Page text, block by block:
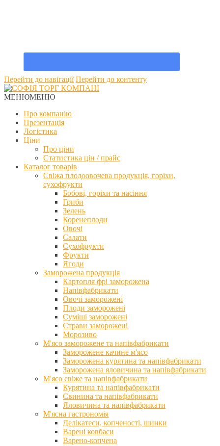
Перейти до навігації Перейти до контенту
МЕНЮМЕНЮ
Про компанію
Презентація
Логістика
Ціни
Про ціни
Статистика цін / прайс
Каталог товарів
Свіжа плодоовочева продукція, горіхи,
сухофрукти
Бобові, горіхи та насіння
Гриби
Зелень
Коренеплоди
Овочі
Салати
Сухофрукти
Фрукти
Ягоди
Заморожена продукція
Картопля фрі заморожена
Напівфабрикати
Овочі заморожені
Плоди заморожені
Суміші заморожені
Страви заморожені
Морозиво
М'ясо заморожене та напівфабрикати
Заморожене качине м'ясо
Заморожена курятина та напівфабрикати
Заморожена яловичина та напівфабрикати
М'ясо свіже та напівфабрикати
Курятина та напівфабрикати
Свинина та напівфабрикати
Яловичина та напівфабрикати
М'ясна гастрономія
Делікатеси, копченості, шинки
Варені ковбаси
Варено-копчена